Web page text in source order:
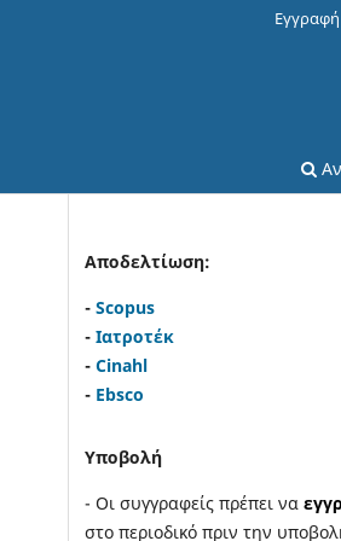
Εγγραφή
Αποδελτίωση:
- Scopus
- Ιατροτέκ
- Cinahl
- Ebsco
Υποβολή
- Οι συγγραφείς πρέπει να
στο περιοδικό πριν την